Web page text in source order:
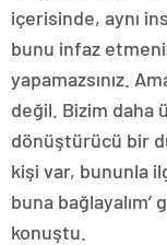
içerisinde, aynı
bunu infaz
yapamazsınız.
değil. Bizim daha
dönüştürücü bir
kişi var, bununla
buna
konuştu.